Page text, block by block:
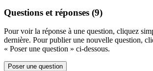
Questions et réponses (9)
Pour voir la réponse à une question, cliquez
dernière. Pour publier une nouvelle question,
« Poser une question » ci-dessous.
Poser une question